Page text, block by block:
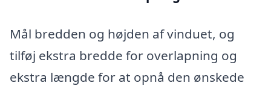
Mål bredden og højden af vinduet, og
tilføj ekstra bredde for overlapning og
ekstra længde for at opnå den ønskede